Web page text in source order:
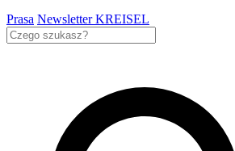
Prasa Newsletter KREISEL